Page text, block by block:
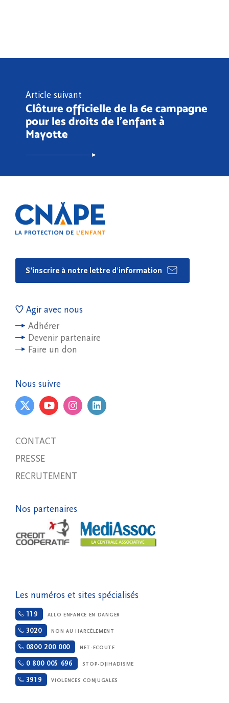
Article suivant
Clôture officielle de la 6e campagne
pour les droits de l'enfant à
Mayotte
S'inscrire à notre lettre d'information
Agir avec nous
Adhérer
Devenir partenaire
Faire un don
Nous suivre
CONTACT
PRESSE
RECRUTEMENT
Nos partenaires
Les numéros et sites spécialisés
119 ALLO ENFANCE EN DANGER
3020 NON AU HARCÈLEMENT
0800 200 000 NET-ECOUTE
0 800 005 696 STOP-DJIHADISME
3919 VIOLENCES CONJUGALES